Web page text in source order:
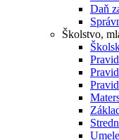
Daň
Školstvo,